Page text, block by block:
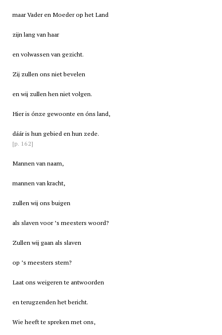
maar Vader en Moeder op het Land
zijn lang van haar
en volwassen van gezicht.
Zij zullen ons niet bevelen
en wij zullen hen niet volgen.
Hier is ónze gewoonte en óns land,
dáár is hun gebied en hun zede.
[p. 162]
Mannen van naam,
mannen van kracht,
zullen wij ons buigen
als slaven voor ’s meesters woord?
Zullen wij gaan als slaven
op ’s meesters stem?
Laat ons weigeren te antwoorden
en terugzenden het bericht.
Wie heeft te spreken met ons,